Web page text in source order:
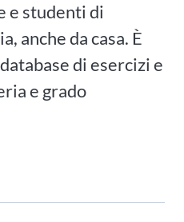
e studenti di
anche da casa. È
di esercizi e
e grado